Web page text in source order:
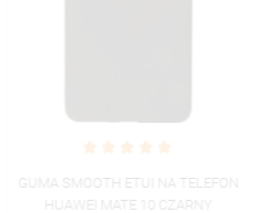
GUMA SMOOTH ETUI NA TELEFON
HUAWEI MATE 10 CZARNY